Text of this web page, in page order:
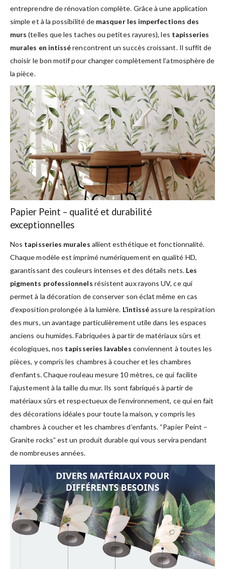
entreprendre de rénovation complète. Grâce à une application
simple et à la possibilité de masquer les imperfections des
murs (telles que les taches ou petites rayures), les tapisseries
murales en intissérencontrent un succès croissant. Il suffit de
choisir le bon motif pour changer complètement l’atmosphère de
la pièce.
Papier Peint – qualité et durabilité
exceptionnelles
Nos tapisseries murales allient esthétique et fonctionnalité.
Chaque modèle est imprimé numériquement en qualité HD,
garantissant des couleurs intenses et des détails nets. Les
pigments professionnels résistent aux rayons UV, ce qui
permet à la décoration de conserver son éclat même en cas
d’exposition prolongée à la lumière. L’intisséassure la respiration
des murs, un avantage particulièrement utile dans les espaces
anciens ou humides. Fabriquées à partir de matériaux sûrs et
écologiques, nos tapisseries lavables conviennent à toutes les
pièces, y compris les chambres à coucher et les chambres
d’enfants. Chaque rouleau mesure 10 mètres, ce qui facilite
l’ajustement à la taille du mur. Ils sont fabriqués à partir de
matériaux sûrs et respectueux de l’environnement, ce qui en fait
des décorations idéales pour toute la maison, y compris les
chambres à coucher et les chambres d’enfants. “Papier Peint –
Granite rocks” est un produit durable qui vous servira pendant
de nombreuses années.